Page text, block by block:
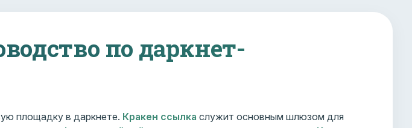
по даркнет-
площадку в даркнете. Кракен ссылка служит основным шлюзом для